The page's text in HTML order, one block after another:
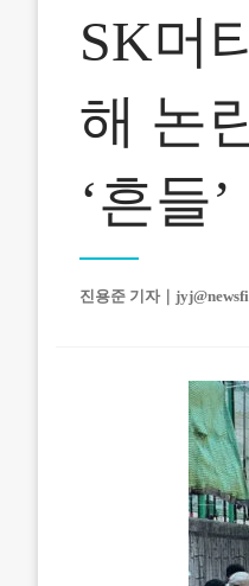
SK머
해 논
‘흔들’
진용준 기자｜